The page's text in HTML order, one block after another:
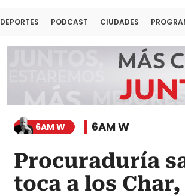
DEPORTES PODCAST CIUDADES
6AM W 6AM W
Procuraduría
toca a los